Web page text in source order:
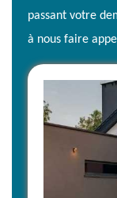
passant votre
à nous faire